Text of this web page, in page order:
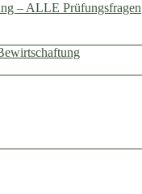
– ALLE Prüfungsfragen